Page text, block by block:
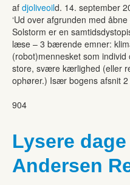
af djoliveoild. 14. september
‘Ud over afgrunden med
Solstorm er en
læse – 3 bærende emner:
(robot)mennesket som
store, svære kærlighed (eller
ophører.) Især bogens afsnit
904
Lysere
Andersen